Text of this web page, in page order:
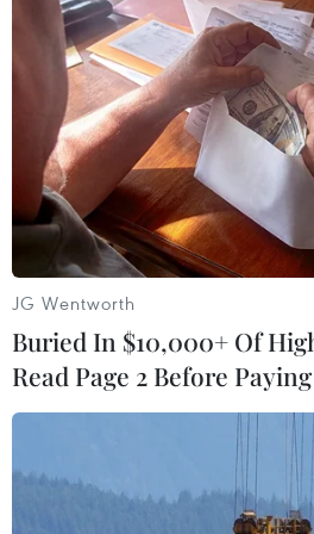
#TPBank
#Sóng và máy tính cho
#trang bị thiết bị học tập trực tuyến
JG Wentworth
Buried In $10,000+ Of
Read Page 2 Before Paying